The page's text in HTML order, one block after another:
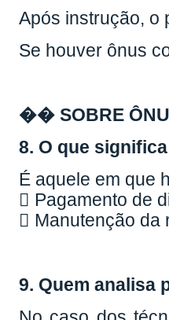
Após instrução, o
Se houver ônus
�� SOBRE
8. O que
É aquele em que
 Pagamento de
 Manutenção da
9. Quem analisa